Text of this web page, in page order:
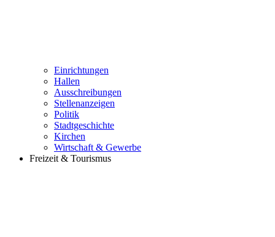
Einrichtungen
Hallen
Ausschreibungen
Stellenanzeigen
Politik
Stadtgeschichte
Kirchen
Wirtschaft & Gewerbe
Freizeit & Tourismus